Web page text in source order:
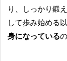
り、しっかり鍛
して歩み始める
身になっている